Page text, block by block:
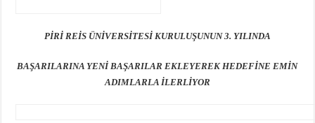
PİRİ REİS ÜNİVERSİTESİ KURULUŞUNUN 3. YILINDA
BAŞARILARINA YENİ BAŞARILAR EKLEYEREK HEDEFİNE EMİN
ADIMLARLA İLERLİYOR